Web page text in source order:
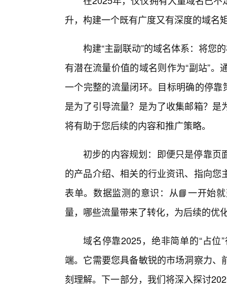
升，构建一个既有广度又有深度的域名
构建“主副联动”的域名体系：将您
有潜在流量价值的域名则作为“副站”
一个完整的流量闭环。目标明确的停
是为了引导流量？是为了收集邮箱？
将有助于您后续的内容和推广策略。
初步的内容规划：即便只是停靠页
的产品介绍、相关的行业资讯、指向
表单。数据监测的意识：从📘一开始
量，哪些流量带来了转化，为后续的优
域名停靠2025，绝非简单的“占
端。它需要您具备敏锐的市场洞察力
刻理解。下一部分，我们将深入探讨